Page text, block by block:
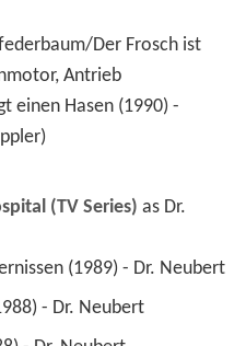
Antrieb
einen Hasen (1990) -
(TV Series) as Dr.
- Hochzeit mit Hindernissen (1989) - Dr. Neubert
- Dr. Neubert